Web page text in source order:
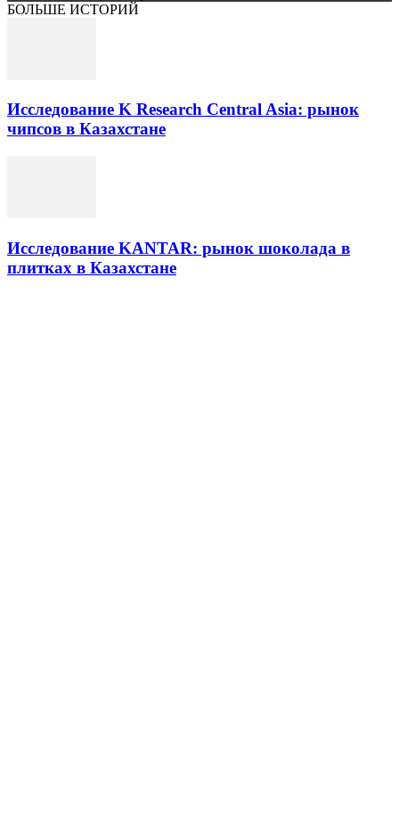
БОЛЬШЕ ИСТОРИЙ
Исследование K Research Central Asia: рынок
чипсов в Казахстане
Исследование KANTAR: рынок шоколада в
плитках в Казахстане